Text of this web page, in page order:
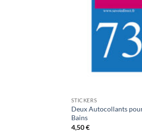
STICKERS
Deux Autocollants
Bains
4,50€